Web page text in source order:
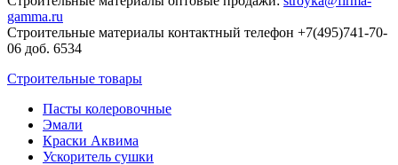
gamma.ru
Строительные материалы контактный телефон +7(495)741-70-
06 доб. 6534
Строительные товары
Пасты колеровочные
Эмали
Краски Аквима
Ускоритель сушки